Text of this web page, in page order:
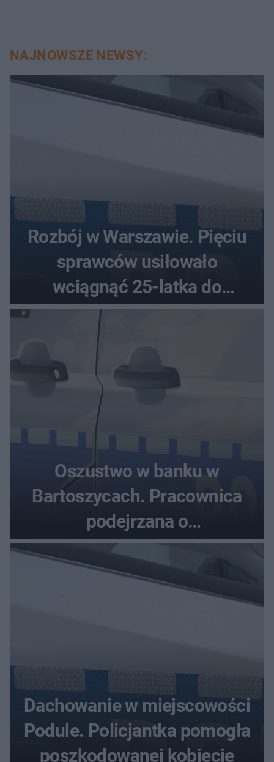
NAJNOWSZE NEWSY:
Rozbój w Warszawie. Pięciu
sprawców usiłowało
wciągnąć 25-latka do
samochodu
Oszustwo w banku w
Bartoszycach. Pracownica
podejrzana o
przywłaszczenie 470 000 zł
Dachowanie w miejscowości
Podule. Policjantka pomogła
poszkodowanej kobiecie